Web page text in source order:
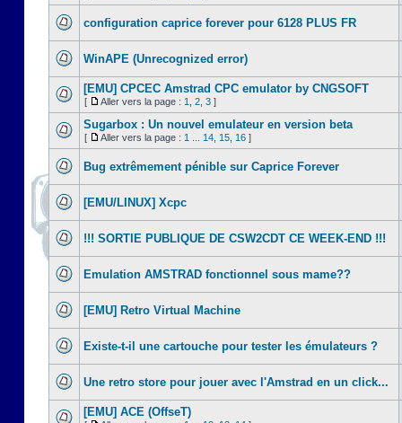
configuration caprice forever pour 6128 PLUS FR
WinAPE (Unrecognized error)
[EMU] CPCEC Amstrad CPC emulator by CNGSOFT
[ Aller vers la page : 1 2 3 ]
Sugarbox : Un nouvel emulateur en version beta
[ Aller vers la page : 1 14 15 16 ]
Bug extrêmement pénible sur Caprice Forever
[EMU/LINUX] Xcpc
!!! SORTIE PUBLIQUE DE CSW2CDT CE WEEK-END !!!
Emulation AMSTRAD fonctionnel sous mame??
[EMU] Retro Virtual Machine
Existe-t-il une cartouche pour tester les émulateurs ?
Une retro store pour jouer avec l'Amstrad en un click...
[EMU] ACE (OffseT)